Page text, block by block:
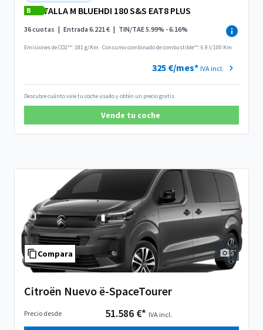
B
TALLA M BLUEHDI 180 S&S EAT8 PLUS
36 cuotas | Entrada 6.221 € | TIN/TAE 5.99% - 6.16%
Emisiones de CO2**: 181 g/Km ·Consumo combinado de combustible**: 6.9 l/100 Km
325 €/mes* IVA incl.
Descubre cuánto vale tu coche usado y obtén un precio gratis.
Vende tu coche
Compara 5
Citroën Nuevo ë-SpaceTourer
Precio desde 51.586 €* IVA incl.